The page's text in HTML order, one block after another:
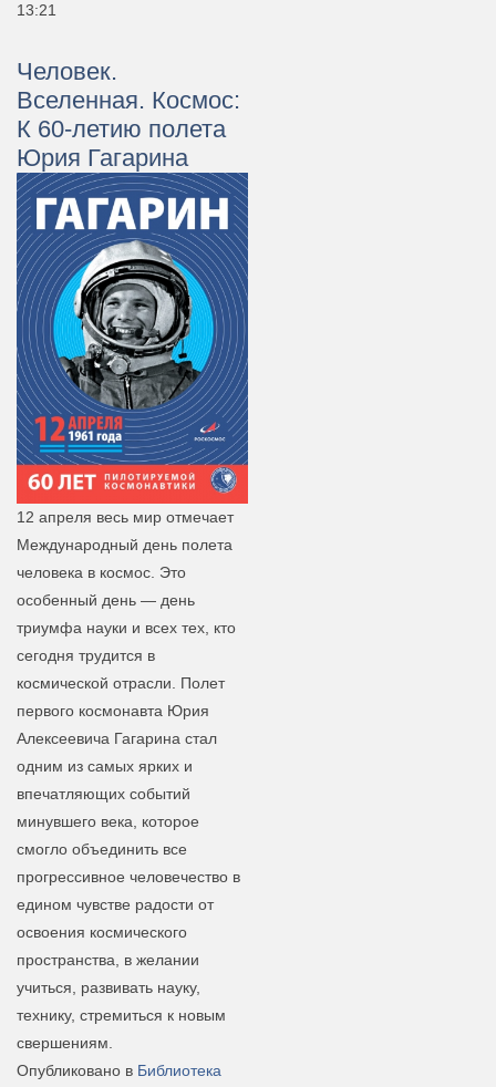
13:21
Человек.
Вселенная. Космос:
К 60-летию полета
Юрия Гагарина
12 апреля весь мир отмечает
Международный день полета
человека в космос. Это
особенный день — день
триумфа науки и всех тех, кто
сегодня трудится в
космической отрасли. Полет
первого космонавта Юрия
Алексеевича Гагарина стал
одним из самых ярких и
впечатляющих событий
минувшего века, которое
смогло объединить все
прогрессивное человечество в
едином чувстве радости от
освоения космического
пространства, в желании
учиться, развивать науку,
технику, стремиться к новым
свершениям.
Опубликовано в Библиотека